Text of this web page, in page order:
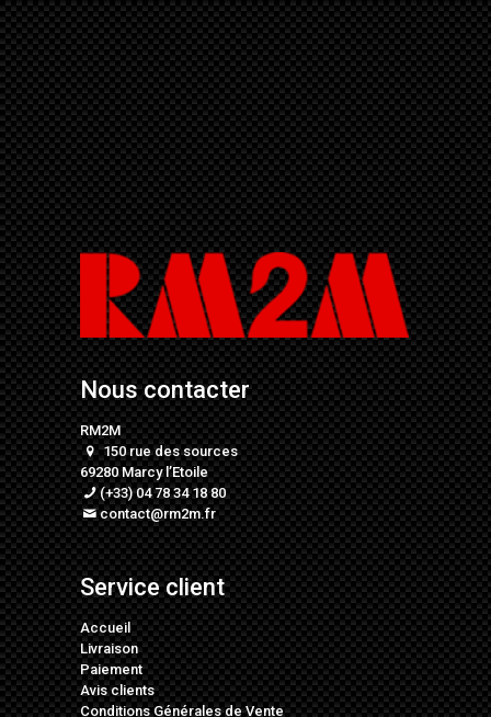
Nous contacter
RM2M
150 rue des sources
69280 Marcy l’Etoile
(+33) 04 78 34 18 80
contact@rm2m.fr
Service client
Accueil
Livraison
Paiement
Avis clients
Conditions Générales de Vente